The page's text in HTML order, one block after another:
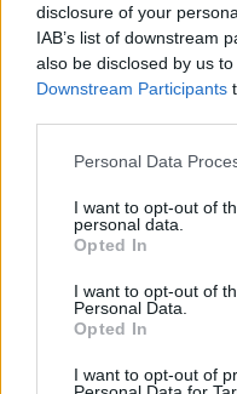
disclosure of your
IAB’s list of downstream
also be disclosed by us
Downstream Participants
Personal Data
I want to opt-out of
personal data.
Opted In
I want to opt-out of
Personal Data.
Opted In
I want to opt-out of
Mikor pihenhettek
hosszú hétvége és
Még három hosszabb
Campus life
Lannert Judit:
szeptembertől
Tizennégy pontos szakmai
terhelése, és több idő jusson